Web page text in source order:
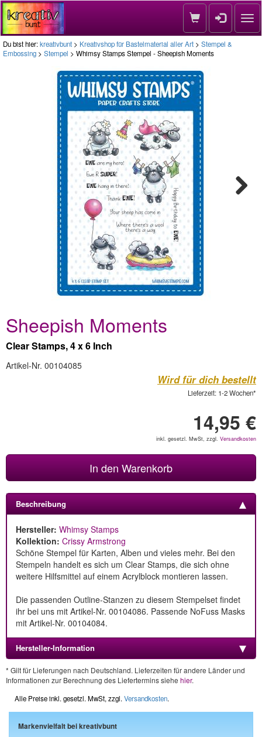
Du bist hier:kreativbunt > Kreativshop für Bastelmaterial aller Art > Stempel &
Embossing > Stempel > Whimsy Stamps Stempel - Sheepish Moments
Sheepish Moments
Clear Stamps, 4 x 6 Inch
Artikel-Nr. 00104085
Wird für dich bestellt
Lieferzeit: 1-2 Wochen*
14,95 €
inkl. gesetzl. MwSt, zzgl. Versandkosten
In den Warenkorb
Beschreibung
Hersteller: Whimsy Stamps
Kollektion: Crissy Armstrong
Schöne Stempel für Karten, Alben und vieles mehr. Bei den
Stempeln handelt es sich um Clear Stamps, die sich ohne
weitere Hilfsmittel auf einem Acrylblock montieren lassen.
Die passenden Outline-Stanzen zu diesem Stempelset findet
ihr bei uns mit Artikel-Nr. 00104086. Passende NoFuss Masks
mit Artikel-Nr. 00104084.
Hersteller-Information
* Gilt für Lieferungen nach Deutschland. Lieferzeiten für andere Länder und
Informationen zur Berechnung des Liefertermins siehe hier.
Alle Preise inkl. gesetzl. MwSt, zzgl. Versandkosten.
Markenvielfalt bei kreativbunt